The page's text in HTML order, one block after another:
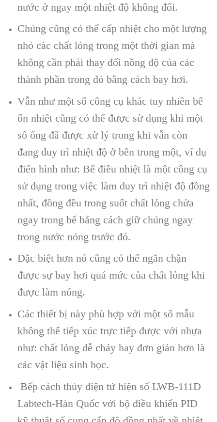
nước ở ngay một nhiệt độ không đổi.
Chúng cũng có thể cấp nhiệt cho một lượng
nhỏ các chất lỏng trong một thời gian mà
không cần phải thay đổi nồng độ của các
thành phần trong đó bằng cách bay hơi.
Vẫn như một số công cụ khác tuy nhiên bể
ổn nhiệt cũng có thể được sử dụng khi một
số ống đã được xử lý trong khi vẫn còn
đang duy trì nhiệt độ ở bên trong một, ví dụ
điển hình như: Bể điều nhiệt là một công cụ
sử dụng trong việc làm duy trì nhiệt độ đồng
nhất, đồng đều trong suốt chất lỏng chửa
ngay trong bể bằng cách giữ chúng ngay
trong nước nóng trước đó.
Đặc biệt hơn nó cũng có thể ngăn chặn
được sự bay hơi quá mức của chất lỏng khi
được làm nóng.
Các thiết bị này phù hợp với một số mẫu
không thể tiếp xúc trực tiếp được với nhựa
như: chất lỏng dễ chảy hay đơn giản hơn là
các vật liệu sinh học.
Bếp cách thủy điện tử hiện số LWB-111D
Labtech-Hàn Quốc với bộ điều khiển PID